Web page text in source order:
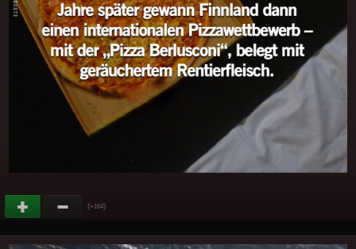
(+164)